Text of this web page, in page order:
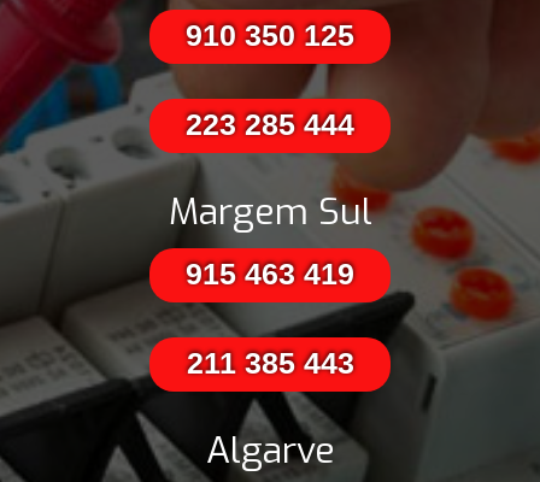
910 350 125
223 285 444
Margem Sul
915 463 419
211 385 443
Algarve